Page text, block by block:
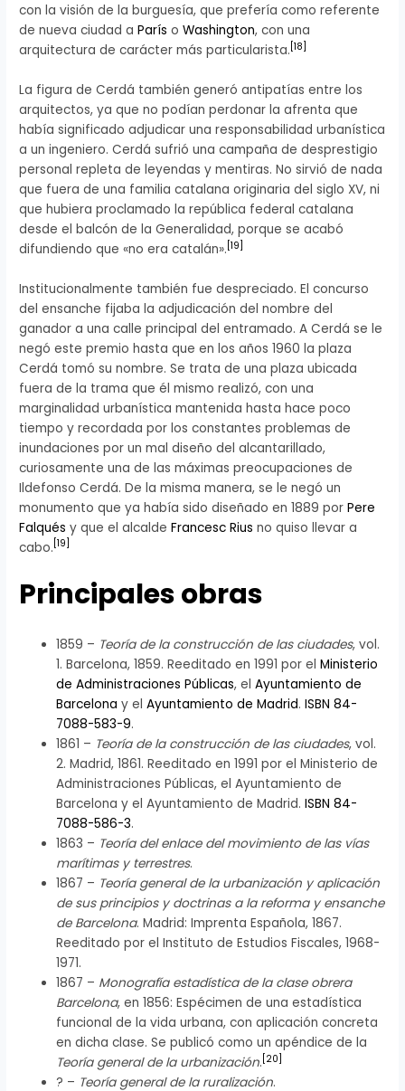
con la visión de la burguesía, que prefería como referente
de nueva ciudad aParís oWashington, con una
arquitectura de carácter más particularista. [18]
La figura de Cerdá también generó antipatías entre los
arquitectos, ya que no podían perdonar la afrenta que
había significado adjudicar una responsabilidad urbanística
a un ingeniero. Cerdá sufrió una campaña de desprestigio
personal repleta de leyendas y mentiras. No sirvió de nada
que fuera de una familia catalana originaria del siglo XV, ni
que hubiera proclamado la república federal catalana
desde el balcón de la Generalidad, porque se acabó
difundiendo que «no era catalán». [19]
Institucionalmente también fue despreciado. El concurso
del ensanche fijaba la adjudicación del nombre del
ganador a una calle principal del entramado. A Cerdá se le
negó este premio hasta que en los años 1960 la plaza
Cerdá tomó su nombre. Se trata de una plaza ubicada
fuera de la trama que él mismo realizó, con una
marginalidad urbanística mantenida hasta hace poco
tiempo y recordada por los constantes problemas de
inundaciones por un mal diseño del alcantarillado,
curiosamente una de las máximas preocupaciones de
Ildefonso Cerdá. De la misma manera, se le negó un
monumento que ya había sido diseñado en 1889 porPere
Falqués y que el alcaldeFrancesc Rius no quiso llevar a
cabo. [19
Principales obras
1859 – Teoría de la construcción de las ciudades, vol.
1. Barcelona, 1859. Reeditado en 1991 por elMinisterio
de Administraciones Públicas, elAyuntamiento de
Barcelona y elAyuntamiento de Madrid.ISBN 84-
7088-583-9.
1861 – Teoría de la construcción de las ciudades, vol.
2. Madrid, 1861. Reeditado en 1991 por el Ministerio de
Administraciones Públicas, el Ayuntamiento de
Barcelona y el Ayuntamiento de Madrid.ISBN 84-
7088-586-3.
1863 – Teoría del enlace del movimiento de las vías
marítimas y terrestres.
1867 – Teoría general de la urbanización y aplicación
de sus principios y doctrinas a la reforma y ensanche
de Barcelona. Madrid: Imprenta Española, 1867.
Reeditado por el Instituto de Estudios Fiscales, 1968-
1971.
1867 – Monografía estadística de la clase obrera
Barcelona, en 1856: Espécimen de una estadística
funcional de la vida urbana, con aplicación concreta
en dicha clase. Se publicó como un apéndice de la
Teoría general de la urbanización. 20
? – Teoría general de la ruralización.